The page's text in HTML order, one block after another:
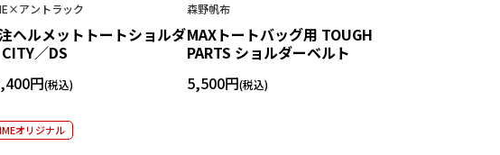
アントラック
ヘルメットトートショルダ
／DS
円
オリジナル
森野帆布
MAXトートバッグ用 TOUGH
PARTS ショルダーベルト
5,500円